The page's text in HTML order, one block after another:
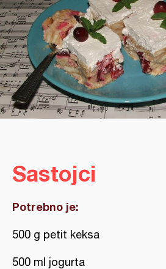
Sastojci
Potrebno je:
500 g petit keksa
500 ml jogurta